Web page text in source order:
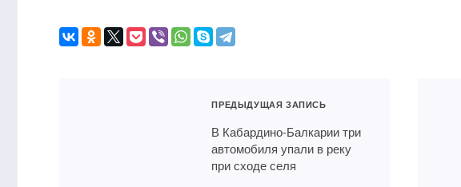
ПРЕДЫДУЩАЯ ЗАПИСЬ
В Кабардино-Балкарии три
автомобиля упали в реку
при сходе селя